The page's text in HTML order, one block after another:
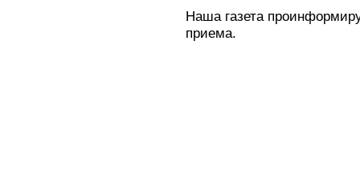
Наша газета
приема.